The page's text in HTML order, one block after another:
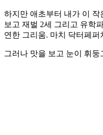
하지만 애초부터 내가 이
보고 재벌 2세 그리고 유학
연한 그리움. 마치 닥터페
그러나 맛을 보고 눈이 휘